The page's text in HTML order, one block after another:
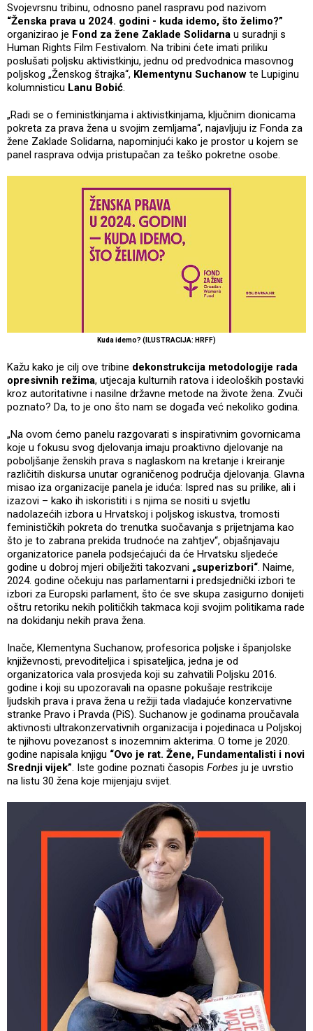
Svojevrsnu tribinu, odnosno panel raspravu pod nazivom
“Ženska prava u 2024. godini - kuda idemo, što želimo?”
organizirao je Fond za žene Zaklade Solidarna u suradnji s
Human Rights Film Festivalom. Na tribini ćete imati priliku
poslušati poljsku aktivistkinju, jednu od predvodnica masovnog
poljskog „Ženskog štrajka“, Klementynu Suchanow te Lupiginu
kolumnisticu Lanu Bobić.
„Radi se o feministkinjama i aktivistkinjama, ključnim dionicama
pokreta za prava žena u svojim zemljama“, najavljuju iz Fonda za
žene Zaklade Solidarna, napominjući kako je prostor u kojem se
panel rasprava odvija pristupačan za teško pokretne osobe.
Kuda idemo? (ILUSTRACIJA: HRFF)
Kažu kako je cilj ove tribine dekonstrukcija metodologije rada
opresivnih režima, utjecaja kulturnih ratova i ideoloških postavki
kroz autoritativne i nasilne državne metode na živote žena. Zvuči
poznato? Da, to je ono što nam se događa već nekoliko godina.
„Na ovom ćemo panelu razgovarati s inspirativnim govornicama
koje u fokusu svog djelovanja imaju proaktivno djelovanje na
poboljšanje ženskih prava s naglaskom na kretanje i kreiranje
različitih diskursa unutar ograničenog područja djelovanja. Glavna
misao iza organizacije panela je iduća: Ispred nas su prilike, ali i
izazovi – kako ih iskoristiti i s njima se nositi u svjetlu
nadolazećih izbora u Hrvatskoj i poljskog iskustva, tromosti
feminističkih pokreta do trenutka suočavanja s prijetnjama kao
što je to zabrana prekida trudnoće na zahtjev“, objašnjavaju
organizatorice panela podsjećajući da će Hrvatsku sljedeće
godine u dobroj mjeri obilježiti takozvani „superizbori“. Naime,
2024. godine očekuju nas parlamentarni i predsjednički izbori te
izbori za Europski parlament, što će sve skupa zasigurno donijeti
oštru retoriku nekih političkih takmaca koji svojim politikama rade
na dokidanju nekih prava žena.
Inače, Klementyna Suchanow, profesorica poljske i španjolske
književnosti, prevoditeljica i spisateljica, jedna je od
organizatorica vala prosvjeda koji su zahvatili Poljsku 2016.
godine i koji su upozoravali na opasne pokušaje restrikcije
ljudskih prava i prava žena u režiji tada vladajuće konzervativne
stranke Pravo i Pravda (PiS). Suchanow je godinama proučavala
aktivnosti ultrakonzervativnih organizacija i pojedinaca u Poljskoj
te njihovu povezanost s inozemnim akterima. O tome je 2020.
godine napisala knjigu “Ovo je rat. Žene, Fundamentalisti i novi
Srednji vijek”. Iste godine poznati časopis Forbes ju je uvrstio
na listu 30 žena koje mijenjaju svijet.